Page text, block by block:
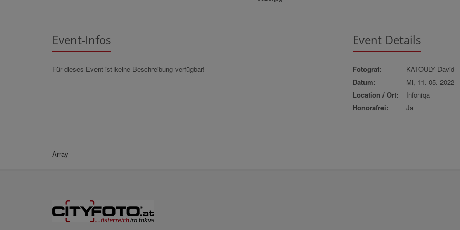
Event-Infos
Für dieses Event ist keine Beschreibung verfügbar!
Event Details
Fotograf:
KATOULY David
Datum:
Mi, 11. 05. 2022
Location / Ort:
Infoniqa
Honorafrei:
Ja
Array